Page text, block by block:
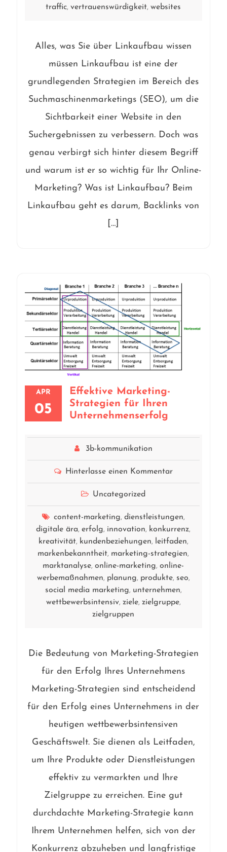
traffic,vertrauenswürdigkeit,websites
Alles, was Sie über Linkaufbau wissen
müssen Linkaufbau ist eine der
grundlegenden Strategien im Bereich des
Suchmaschinenmarketings (SEO), um die
Sichtbarkeit einer Website in den
Suchergebnissen zu verbessern. Doch was
genau verbirgt sich hinter diesem Begriff
und warum ist er so wichtig für Ihr Online-
Marketing? Was ist Linkaufbau? Beim
Linkaufbau geht es darum, Backlinks von
[…]
APR
05
Effektive Marketing-
Strategien für Ihren
Unternehmenserfolg
3b-kommunikation
Hinterlasse einen Kommentar
Uncategorized
content-marketing, dienstleistungen,
digitale ära,erfolg, innovation, konkurrenz,
kreativität, kundenbeziehungen, leitfaden,
markenbekanntheit, marketing-strategien,
marktanalyse,online-marketing,online-
werbemaßnahmen, planung, produkte, seo,
social media marketing, unternehmen,
wettbewerbsintensiv, ziele, zielgruppe,
zielgruppen
Die Bedeutung von Marketing-Strategien
für den Erfolg Ihres Unternehmens
Marketing-Strategien sind entscheidend
für den Erfolg eines Unternehmens in der
heutigen wettbewerbsintensiven
Geschäftswelt. Sie dienen als Leitfaden,
um Ihre Produkte oder Dienstleistungen
effektiv zu vermarkten und Ihre
Zielgruppe zu erreichen. Eine gut
durchdachte Marketing-Strategie kann
Ihrem Unternehmen helfen, sich von der
Konkurrenz abzuheben und langfristige